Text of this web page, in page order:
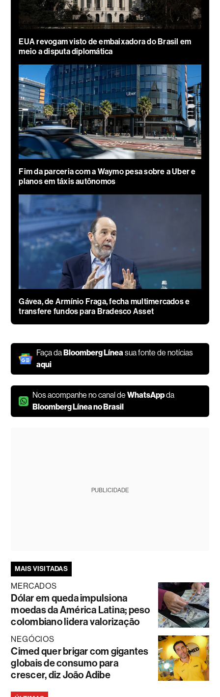
EUA revogam visto de embaixadora do Brasil em
meio a disputa diplomática
Fim da parceria com a Waymo pesa sobre a Uber e
planos em táxis autônomos
Gávea, de Armínio Fraga, fecha multimercados e
transfere fundos para Bradesco Asset
Faça daBloomberg Líneasua fonte de notícias
aqui
Nos acompanhe no canal deWhatsAppda
Bloomberg Línea no Brasil
PUBLICIDADE
MAIS VISITADAS
MERCADOS
Dólar em queda impulsiona
moedas da América Latina; peso
colombiano lidera valorização
NEGÓCIOS
Cimed quer brigar com gigantes
globais de consumo para
crescer, diz João Adibe